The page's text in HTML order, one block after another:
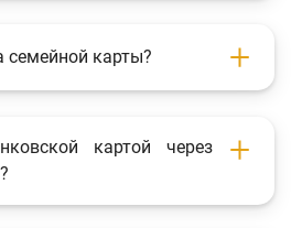
карты?
картой через